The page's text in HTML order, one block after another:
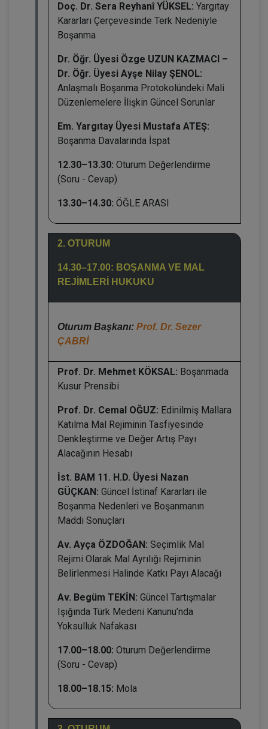
Doç. Dr. Sera Reyhanî YÜKSEL: Yargıtay
Kararları Çerçevesinde Terk Nedeniyle
Boşanma
Dr. Öğr. Üyesi Özge UZUN KAZMACI –
Dr. Öğr. Üyesi Ayşe Nilay ŞENOL:
Anlaşmalı Boşanma Protokolündeki Mali
Düzenlemelere İlişkin Güncel Sorunlar
Em. Yargıtay Üyesi Mustafa ATEŞ:
Boşanma Davalarında İspat
12.30–13.30: Oturum Değerlendirme
(Soru - Cevap)
13.30–14.30: ÖĞLE ARASI
2. OTURUM
14.30–17.00: BOŞANMA VE MAL
REJİMLERİ HUKUKU
Oturum Başkanı: Prof. Dr. Sezer
ÇABRİ
Prof. Dr. Mehmet KÖKSAL: Boşanmada
Kusur Prensibi
Prof. Dr. Cemal OĞUZ: Edinilmiş Mallara
Katılma Mal Rejiminin Tasfiyesinde
Denkleştirme ve Değer Artış Payı
Alacağının Hesabı
İst. BAM 11. H.D. Üyesi Nazan
GÜÇKAN: Güncel İstinaf Kararları ile
Boşanma Nedenleri ve Boşanmanın
Maddi Sonuçları
Av. Ayça ÖZDOĞAN: Seçimlik Mal
Rejimi Olarak Mal Ayrılığı Rejiminin
Belirlenmesi Halinde Katkı Payı Alacağı
Av. Begüm TEKİN: Güncel Tartışmalar
Işığında Türk Medeni Kanunu’nda
Yoksulluk Nafakası
17.00–18.00: Oturum Değerlendirme
(Soru - Cevap)
18.00–18.15: Mola